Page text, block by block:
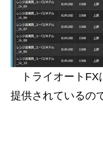
トライオートFX
提供されているの